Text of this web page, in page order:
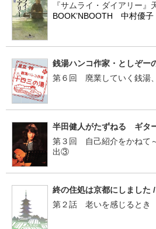
『サムライ・ダイアリー』
BOOK’NBOOTH 中村優子
銭湯ハンコ作家・としぞー
第６回 廃業していく銭湯
半田健人がたずねる ギタ
第３回 自己紹介をかねて
出③
終の住処は京都にしました
第２話 老いを感じるとき